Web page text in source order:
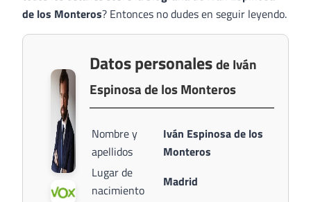
de los Monteros? Entonces no dudes en seguir leyendo.
Datos personalesde Iván
Espinosa de los Monteros
Nombre y
apellidos
Iván Espinosa de los
Monteros
Lugar de
nacimiento
Madrid